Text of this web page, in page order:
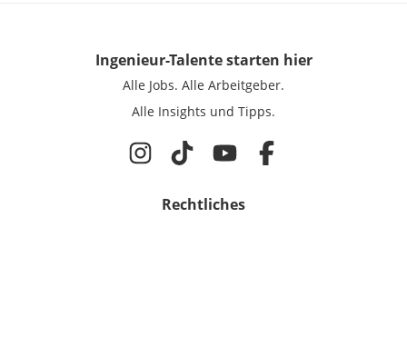
Ingenieur-Talentestarten hier
Alle Jobs. Alle Arbeitgeber.
Alle Insights und Tipps.
Rechtliches